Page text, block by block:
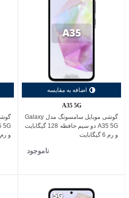
اضافه به مقایسه
A35 5G
گوشی موبایل سامسونگ مدل Galaxy
A35 5G دو سیم حافظه 128 گیگابایت
و رم 6 گیگابایت
ناموجود
و رم 8 گیگابایت